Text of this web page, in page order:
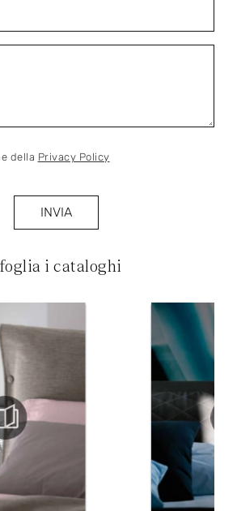
i cataloghi
della Privacy Policy
INVIA